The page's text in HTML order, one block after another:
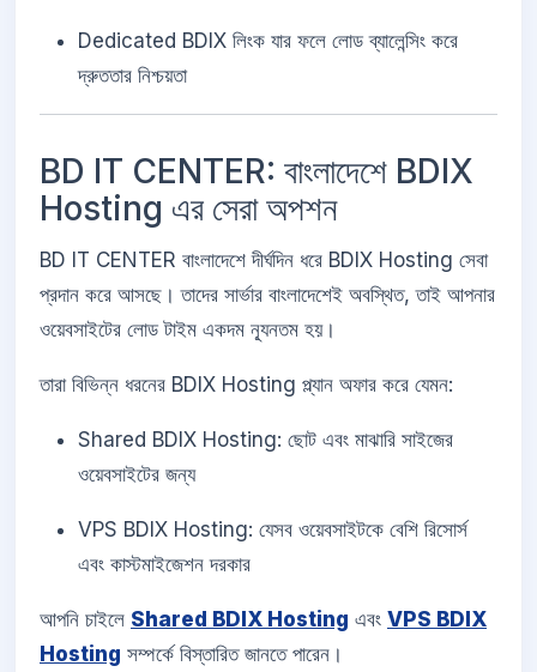
Dedicated BDIX লিংক যার ফলে লোড ব্যালেন্সিং করে
দ্রুততার নিশ্চয়তা
BD IT CENTER: বাংলাদেশে BDIX
Hosting এর সেরা অপশন
BD IT CENTER বাংলাদেশে দীর্ঘদিন ধরে BDIX Hosting সেবা
প্রদান করে আসছে। তাদের সার্ভার বাংলাদেশেই অবস্থিত, তাই আপনার
ওয়েবসাইটের লোড টাইম একদম ন্যূনতম হয়।
তারা বিভিন্ন ধরনের BDIX Hosting প্ল্যান অফার করে যেমন:
Shared BDIX Hosting: ছোট এবং মাঝারি সাইজের
ওয়েবসাইটের জন্য
VPS BDIX Hosting: যেসব ওয়েবসাইটকে বেশি রিসোর্স
এবং কাস্টমাইজেশন দরকার
আপনি চাইলে Shared BDIX Hosting এবং VPS BDIX
Hosting সম্পর্কে বিস্তারিত জানতে পারেন।